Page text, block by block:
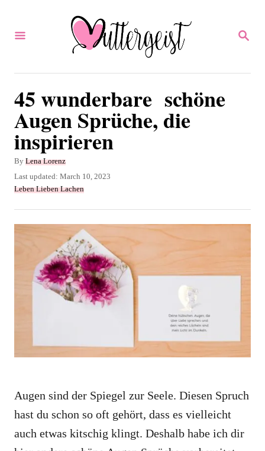
S
45 wunderbare schöne
Augen Sprüche, die
inspirieren
By A
u
t
o
r
Lena Lorenz
P
o
e
Last updated: March 10, 2023
C
e
Leben Lieben Lachen
Augen sind der Spiegel zur Seele. Diesen Spruch
hast du schon so oft gehört, dass es vielleicht
auch etwas kitschig klingt. Deshalb habe ich dir